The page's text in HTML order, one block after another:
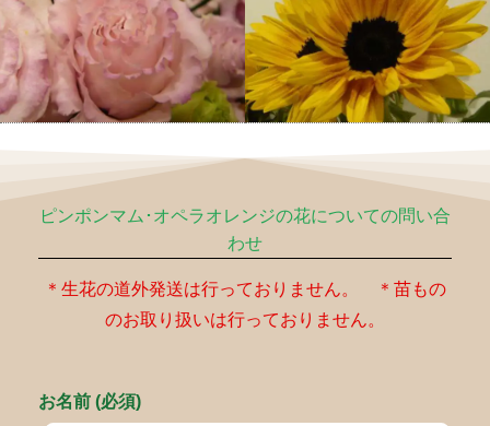
ピンポンマム･オペラオレンジの花についての問い合
わせ
＊生花の道外発送は行っておりません。 ＊苗もの
のお取り扱いは行っておりません。
お名前 (必須)